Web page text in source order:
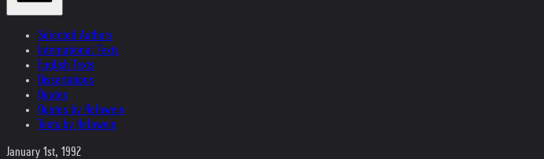
Selected Authors
International Texts
English Texts
Dissertations
Quotes
Quotes by Helnwein
Texts by Helnwein
January 1st, 1992